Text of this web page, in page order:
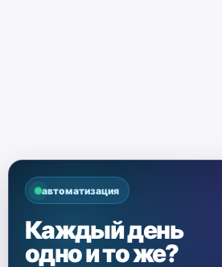
автоматизация
Каждый день
одно и то же?